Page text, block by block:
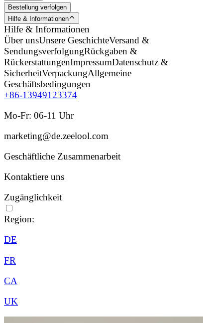
Bestellung verfolgen
Hilfe & Informationen
Hilfe & Informationen
Über unsUnsere GeschichteVersand &
SendungsverfolgungRückgaben &
RückerstattungenImpressumDatenschutz &
SicherheitVerpackungAllgemeine
Geschäftsbedingungen
+86-13949123374
Mo-Fr: 06-11 Uhr
marketing@de.zeelool.com
Geschäftliche Zusammenarbeit
Kontaktiere uns
Zugänglichkeit
Region:
DE
FR
CA
UK